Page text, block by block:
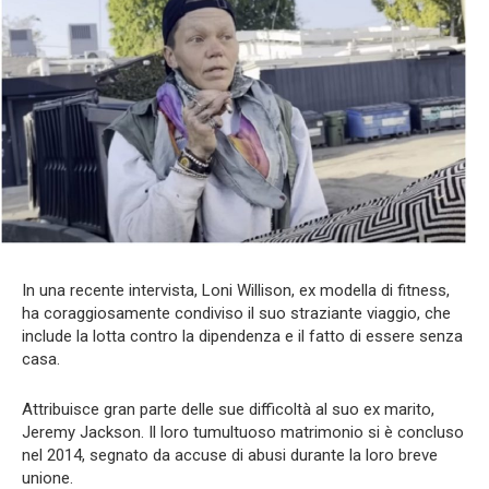
In una recente intervista, Loni Willison, ex modella di fitness,
ha coraggiosamente condiviso il suo straziante viaggio, che
include la lotta contro la dipendenza e il fatto di essere senza
casa.
Attribuisce gran parte delle sue difficoltà al suo ex marito,
Jeremy Jackson. Il loro tumultuoso matrimonio si è concluso
nel 2014, segnato da accuse di abusi durante la loro breve
unione.